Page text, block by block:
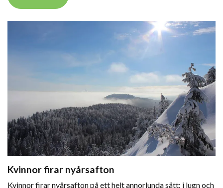
Kvinnor firar nyårsafton
Kvinnor firar nyårsafton på ett helt annorlunda sätt: i lugn och